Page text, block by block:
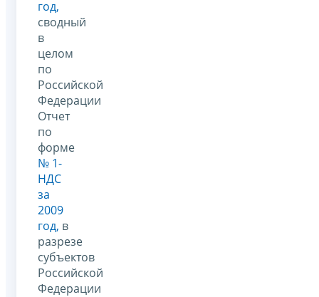
год,
сводный
в
целом
по
Российской
Федерации
Отчет
по
форме
№ 1-
НДС
за
2009
год, в
разрезе
субъектов
Российской
Федерации